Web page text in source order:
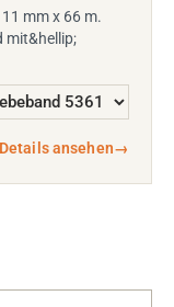
mm x 66 m.
mit&hellip;
Details ansehen→